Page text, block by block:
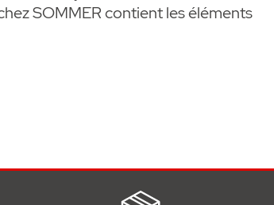
SOMMER contient les éléments
cache en acier inoxydable brossé,
équerre de ferrure de porte,